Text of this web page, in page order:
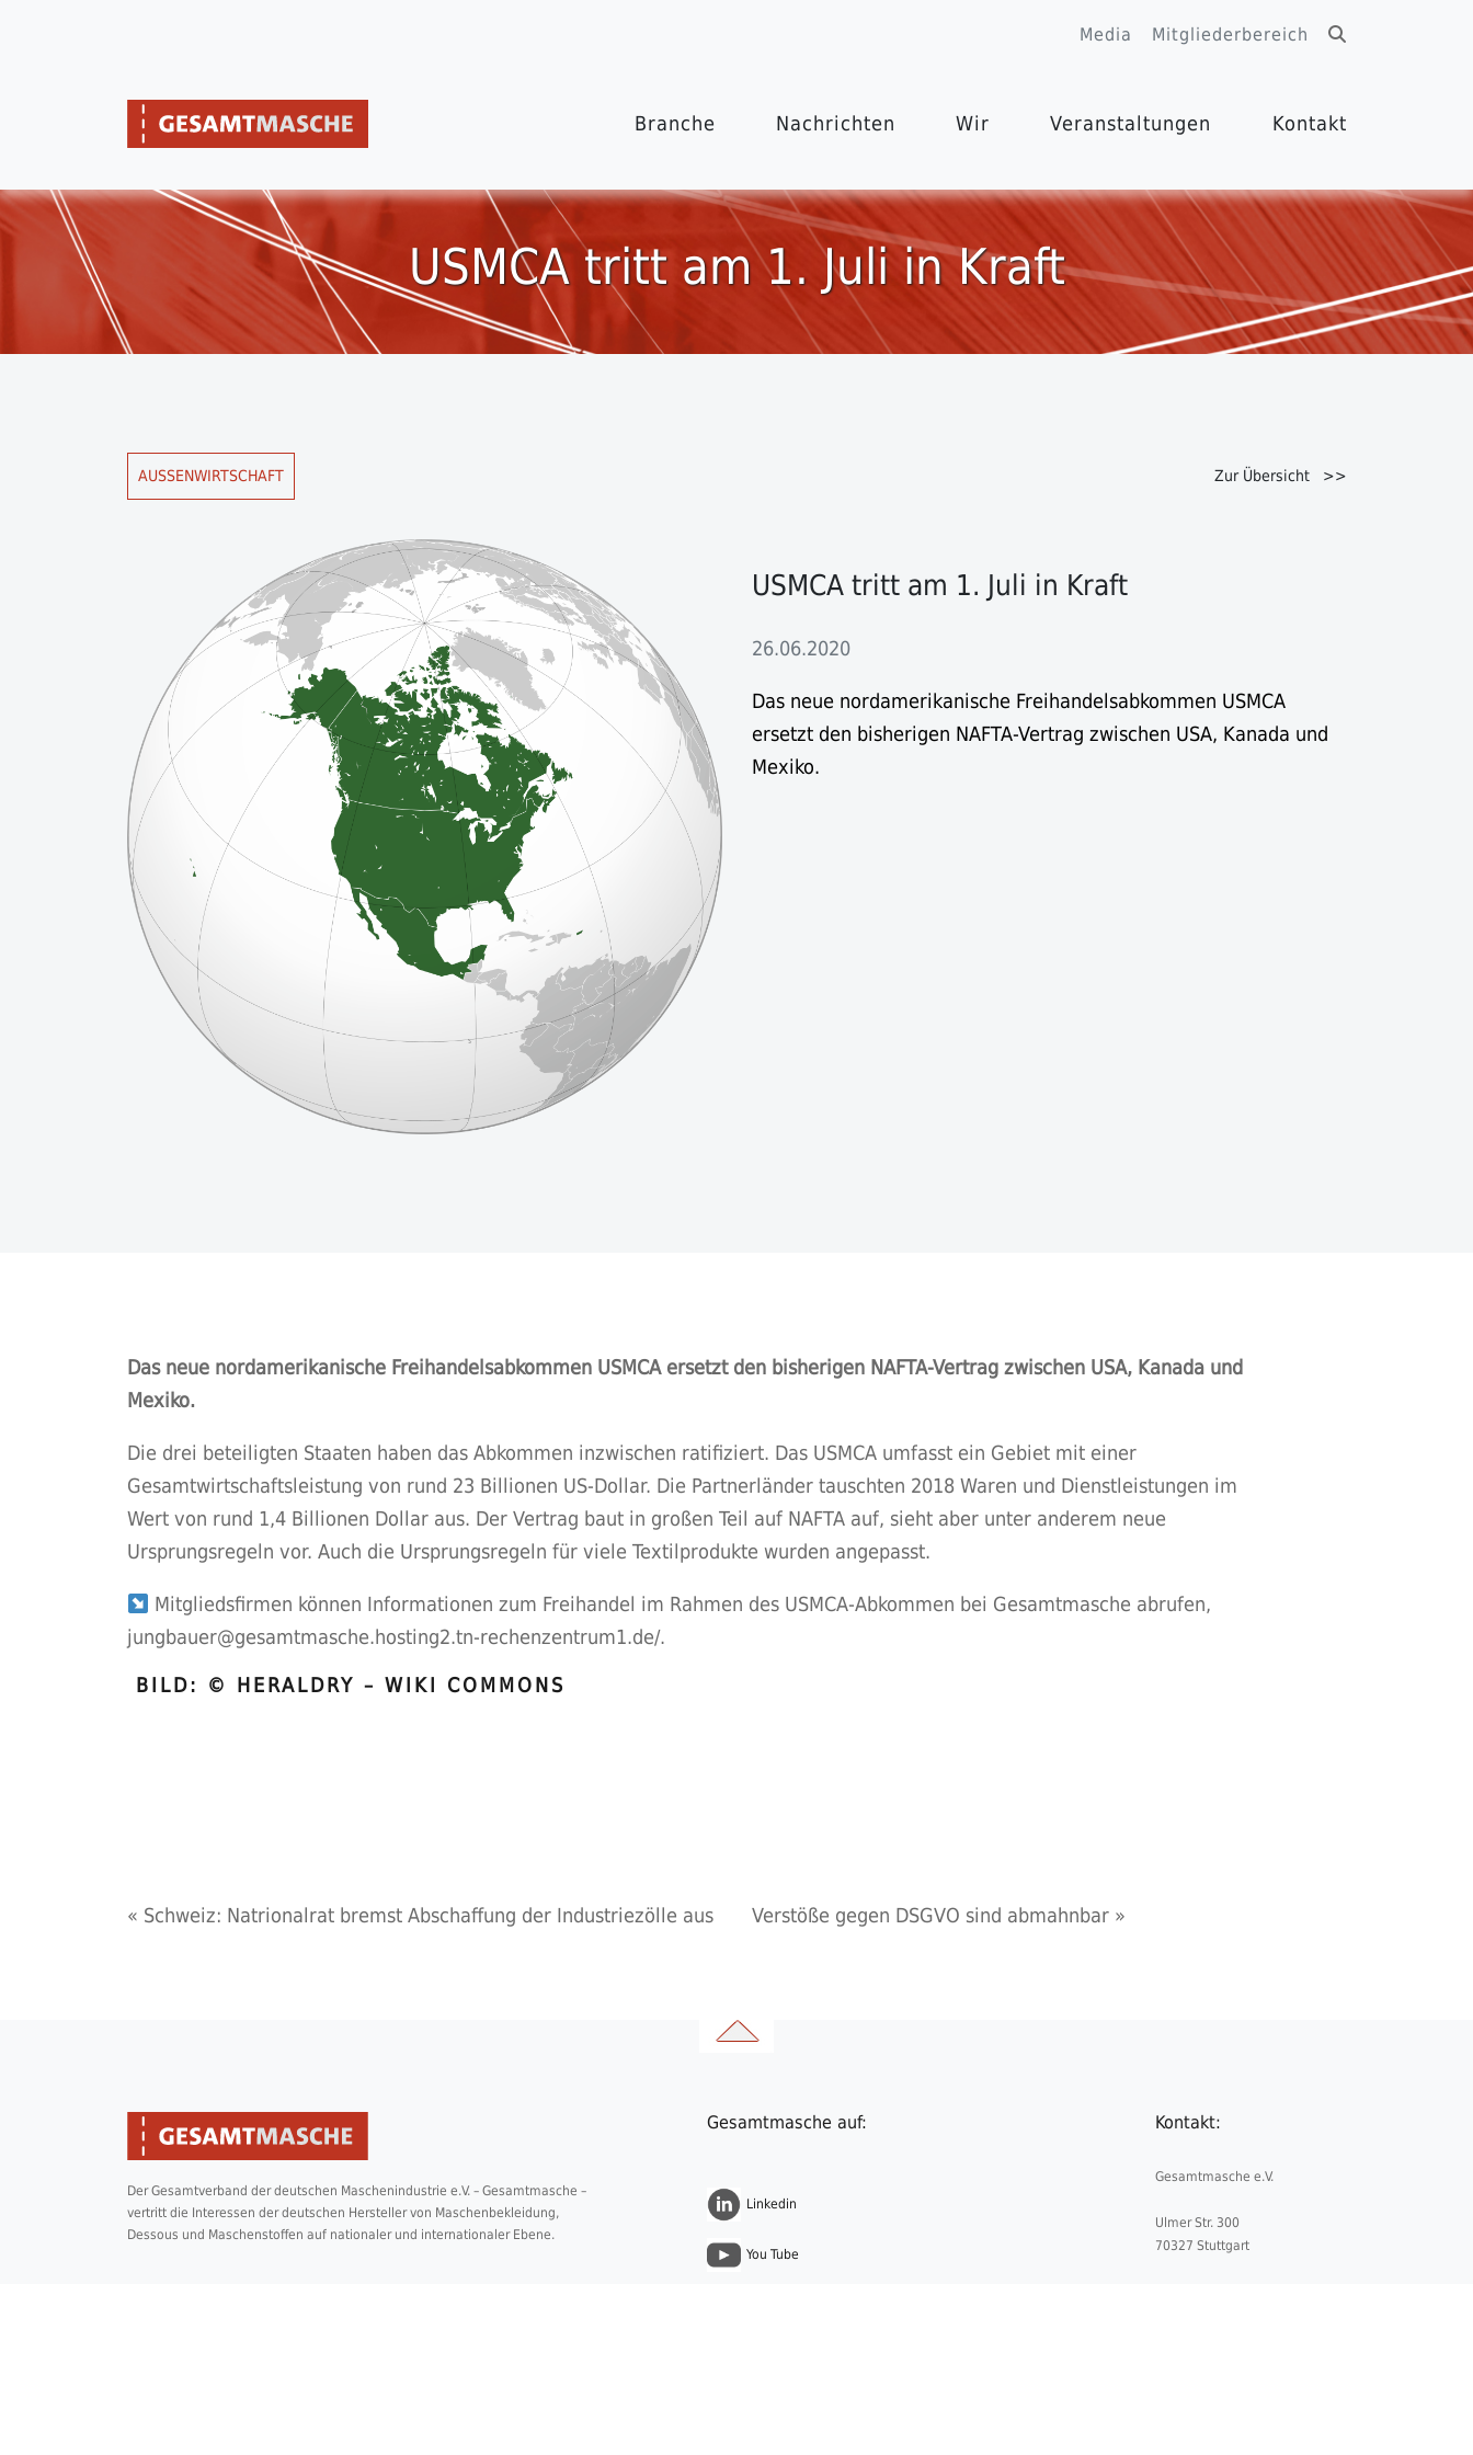
Media Mitgliederbereich
Branche Nachrichten Wir Veranstaltungen Kontakt
USMCA tritt am 1. Juli in Kraft
AUSSENWIRTSCHAFT Zur Übersicht >>
USMCA tritt am 1. Juli in Kraft
26.06.2020
Das neue nordamerikanische Freihandelsabkommen USMCA
ersetzt den bisherigen NAFTA-Vertrag zwischen USA, Kanada und
Mexiko.
Das neue nordamerikanische Freihandelsabkommen USMCA ersetzt den bisherigen NAFTA-Vertrag zwischen USA, Kanada und
Mexiko.
Die drei beteiligten Staaten haben das Abkommen inzwischen ratifiziert. Das USMCA umfasst ein Gebiet mit einer
Gesamtwirtschaftsleistung von rund 23 Billionen US-Dollar. Die Partnerländer tauschten 2018 Waren und Dienstleistungen im
Wert von rund 1,4 Billionen Dollar aus. Der Vertrag baut in großen Teil auf NAFTA auf, sieht aber unter anderem neue
Ursprungsregeln vor. Auch die Ursprungsregeln für viele Textilprodukte wurden angepasst.
Mitgliedsfirmen können Informationen zum Freihandel im Rahmen des USMCA-Abkommen bei Gesamtmasche abrufen,
jungbauer@gesamtmasche.hosting2.tn-rechenzentrum1.de/.
BILD: © HERALDRY – WIKI COMMONS
« Schweiz: Natrionalrat bremst Abschaffung der Industriezölle aus Verstöße gegen DSGVO sind abmahnbar»
Der Gesamtverband der deutschen Maschenindustrie e.V. – Gesamtmasche –
vertritt die Interessen der deutschen Hersteller von Maschenbekleidung,
Dessous und Maschenstoffen auf nationaler und internationaler Ebene.
Gesamtmasche auf:
Linkedin
You Tube
Kontakt:
Gesamtmasche e.V.
Ulmer Str. 300
70327 Stuttgart